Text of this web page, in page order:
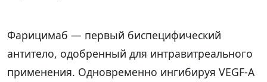
Фарицимаб — первый биспецифический
антитело, одобренный для интравитреального
применения. Одновременно ингибируя VEGF-A